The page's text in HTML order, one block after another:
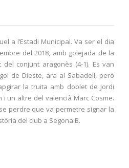
a l’Estadi Municipal. Va ser el dia
del 2018, amb golejada de la
conjunt aragonès (4-1). Es van
de Dieste, ara al Sabadell, però
la truita amb doblet de Jordi
i un altre del valencià Marc Cosme.
perdre que va permetre signar la
del club a Segona B.